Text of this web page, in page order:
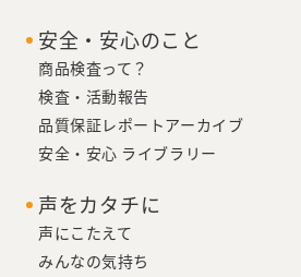
安全・安心のこと
商品検査って？
検査・活動報告
品質保証レポートアーカイブ
安全・安心 ライブラリー
声をカタチに
声にこたえて
みんなの気持ち